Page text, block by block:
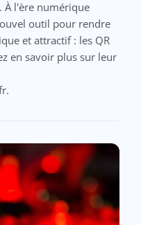
À l'ère numérique
outil pour rendre
et attractif : les QR
en savoir plus sur leur